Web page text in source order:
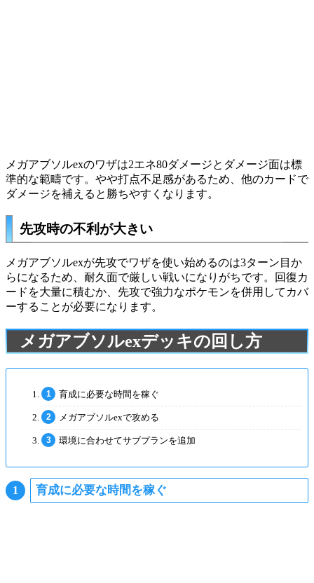
メガアブソルexのワザは2エネ80ダメージとダメージ面は標
準的な範疇です。やや打点不足感があるため、他のカードで
ダメージを補えると勝ちやすくなります。
先攻時の不利が大きい
メガアブソルexが先攻でワザを使い始めるのは3ターン目か
らになるため、耐久面で厳しい戦いになりがちです。回復カ
ードを大量に積むか、先攻で強力なポケモンを併用してカバ
ーすることが必要になります。
メガアブソルexデッキの回し方
育成に必要な時間を稼ぐ
メガアブソルexで攻める
環境に合わせてサブプランを追加
育成に必要な時間を稼ぐ